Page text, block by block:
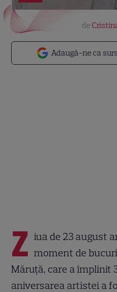
Adaugă-ne ca
de
Z iua de 23 august
moment de
Măruță, care a împlinit
aniversarea artistei a